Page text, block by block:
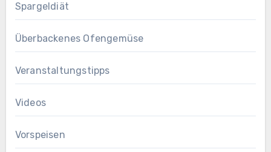
Spargeldiät
Überbackenes Ofengemüse
Veranstaltungstipps
Videos
Vorspeisen